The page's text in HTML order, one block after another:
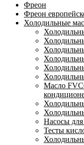
Фреон
Фреон
Холодильные
Масло
Насосы для
Тесты